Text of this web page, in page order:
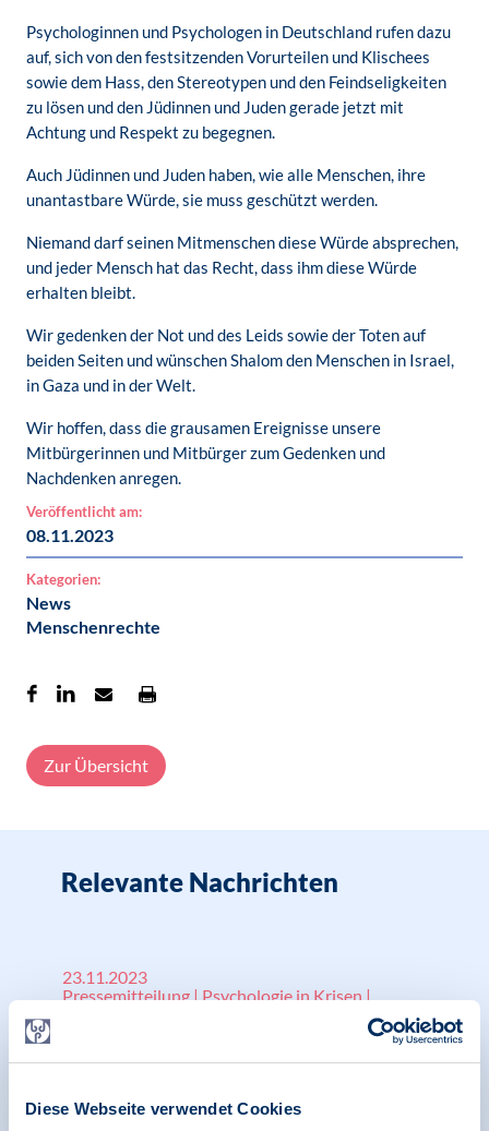
Diese Webseite verwendet Cookies
Psychologinnen und Psychologen in Deutschland rufen dazu
auf, sich von den festsitzenden Vorurteilen und Klischees
sowie dem Hass, den Stereotypen und den Feindseligkeiten
zu lösen und den Jüdinnen und Juden gerade jetzt mit
Achtung und Respekt zu begegnen.
Auch Jüdinnen und Juden haben, wie alle Menschen, ihre
unantastbare Würde, sie muss geschützt werden.
Niemand darf seinen Mitmenschen diese Würde absprechen,
und jeder Mensch hat das Recht, dass ihm diese Würde
erhalten bleibt.
Wir gedenken der Not und des Leids sowie der Toten auf
beiden Seiten und wünschen Shalom den Menschen in Israel,
in Gaza und in der Welt.
Wir hoffen, dass die grausamen Ereignisse unsere
Mitbürgerinnen und Mitbürger zum Gedenken und
Nachdenken anregen.
Veröffentlicht am:
08.11.2023
Kategorien:
News
Menschenrechte
Zur Übersicht
Relevante Nachrichten
23.11.2023
Pressemitteilung | Psychologie in Krisen |
BDP begrüßt alle Bestrebungen in Richtung
auf